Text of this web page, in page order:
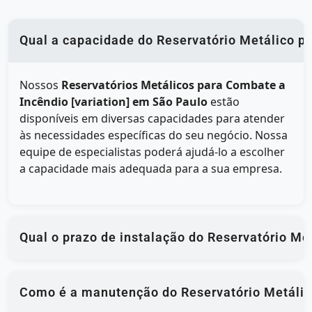
Qual a capacidade do Reservatório Metálico
Nossos Reservatórios Metálicos para Combate a
Incêndio [variation] em São Paulo estão
disponíveis em diversas capacidades para atender
às necessidades específicas do seu negócio. Nossa
equipe de especialistas poderá ajudá-lo a escolher
a capacidade mais adequada para a sua empresa.
Qual o prazo de instalação do Reservatório
Como é a manutenção do Reservatório